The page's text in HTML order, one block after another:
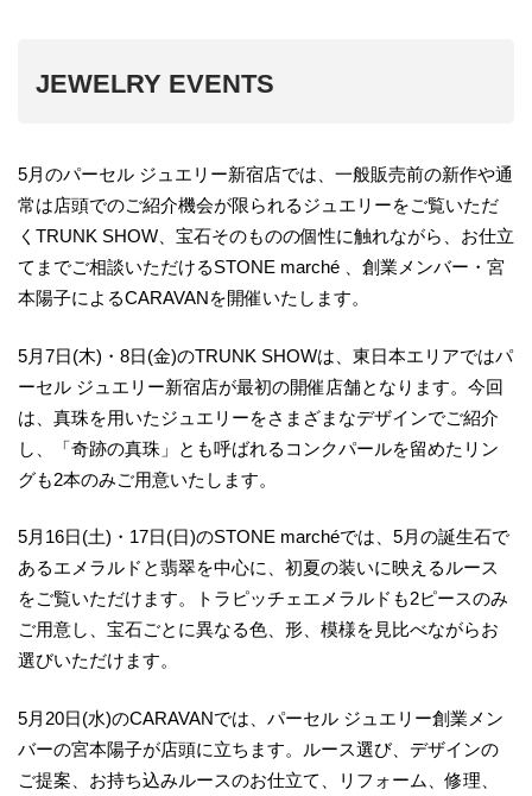
JEWELRY EVENTS
5月のパーセル ジュエリー新宿店では、一般販売前の新作や通
常は店頭でのご紹介機会が限られるジュエリーをご覧いただ
くTRUNK SHOW、宝石そのものの個性に触れながら、お仕立
てまでご相談いただけるSTONE marché 、創業メンバー・宮
本陽子によるCARAVANを開催いたします。
5月7日(木)・8日(金)のTRUNK SHOWは、東日本エリアではパ
ーセル ジュエリー新宿店が最初の開催店舗となります。今回
は、真珠を用いたジュエリーをさまざまなデザインでご紹介
し、「奇跡の真珠」とも呼ばれるコンクパールを留めたリン
グも2本のみご用意いたします。
5月16日(土)・17日(日)のSTONE marchéでは、5月の誕生石で
あるエメラルドと翡翠を中心に、初夏の装いに映えるルース
をご覧いただけます。トラピッチェエメラルドも2ピースのみ
ご用意し、宝石ごとに異なる色、形、模様を見比べながらお
選びいただけます。
5月20日(水)のCARAVANでは、パーセル ジュエリー創業メン
バーの宮本陽子が店頭に立ちます。ルース選び、デザインの
ご提案、お持ち込みルースのお仕立て、リフォーム、修理、